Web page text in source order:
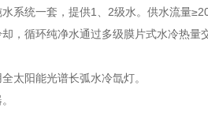
系统一套，提供1、2级水。供水流量≥20
，循环纯净水通过多级膜片式水冷热
太阳能光谱长弧水冷氙灯。